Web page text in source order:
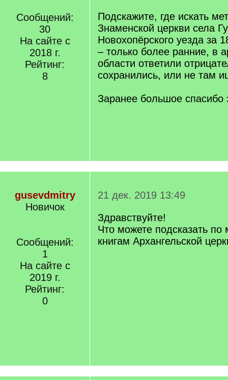
Сообщений:
30
На сайте с
2018 г.
Рейтинг:
8
Подскажите, где искать
Знаменской церкви села
Новохопёрского уезда за
– только более ранние, в
области ответили
сохранились, или не там
Заранее большое
gusevdmitry
Новичок
Сообщений:
1
На сайте с
2019 г.
Рейтинг:
0
21 дек. 2019 13:49
Здравствуйте!
Что можете подсказать по
книгам Архангельской